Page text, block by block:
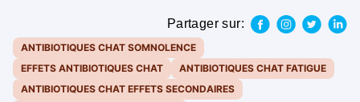
Partager sur:
ANTIBIOTIQUES CHAT SOMNOLENCE
EFFETS ANTIBIOTIQUES CHAT
ANTIBIOTIQUES CHAT FATIGUE
ANTIBIOTIQUES CHAT EFFETS SECONDAIRES